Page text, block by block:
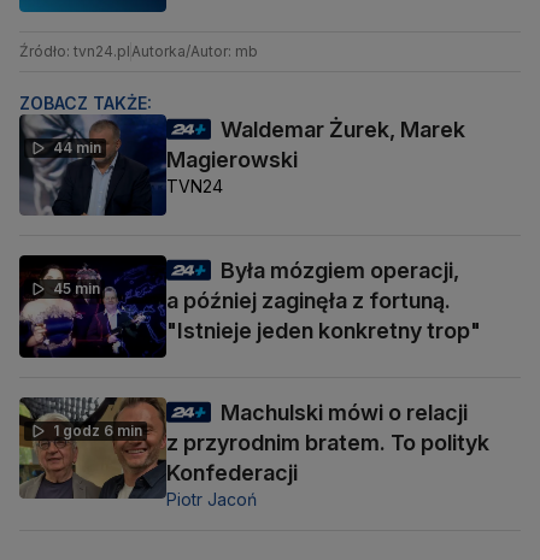
Źródło: tvn24.pl Autorka/Autor: mb
ZOBACZ TAKŻE:
44 min
Waldemar Żurek, Marek
Magierowski
TVN24
45 min
Była mózgiem operacji,
a później zaginęła z fortuną.
"Istnieje jeden konkretny trop"
1 godz 6 min
Machulski mówi o relacji
z przyrodnim bratem. To polityk
Konfederacji
Piotr Jacoń